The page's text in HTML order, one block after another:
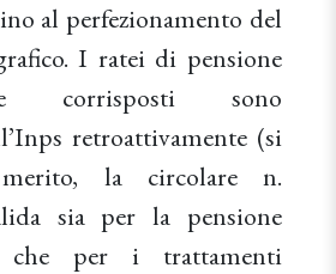
al perfezionamento del
I ratei di pensione
corrisposti sono
retroattivamente (si
la circolare n.
sia per la pensione
che per i trattamenti